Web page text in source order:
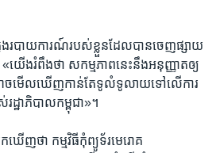
ង​របាយការណ៍​របស់​ខ្លួន​ដែល​បាន​ចេញ​ផ្សាយ​
យើង​រំពឹង​ថា សកម្មភាព​នេះ​នឹង​អនុញ្ញាត​ឲ្យ​
ាច​មើល​ឃើញ​កាន់​តែ​ទូលំទូលាយ​ទៅ​លើ​ការ​
ដ្ឋាភិបាល​កម្ពុជា»។
ើញ​ថា កម្មវិធី​កុំព្យូទ័រ​មេរោគ